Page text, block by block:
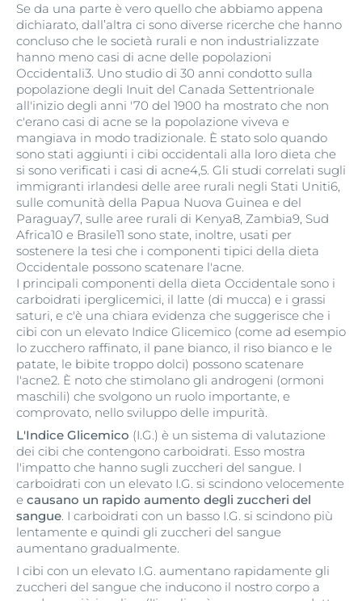
Se da una parte è vero quello che abbiamo appena
dichiarato, dall’altra ci sono diverse ricerche che hanno
concluso che le società rurali e non industrializzate
hanno meno casi di acne delle popolazioni
Occidentali3. Uno studio di 30 anni condotto sulla
popolazione degli Inuit del Canada Settentrionale
all'inizio degli anni '70 del 1900 ha mostrato che non
c'erano casi di acne se la popolazione viveva e
mangiava in modo tradizionale. È stato solo quando
sono stati aggiunti i cibi occidentali alla loro dieta che
si sono verificati i casi di acne4,5. Gli studi correlati sugli
immigranti irlandesi delle aree rurali negli Stati Uniti6,
sulle comunità della Papua Nuova Guinea e del
Paraguay7, sulle aree rurali di Kenya8, Zambia9, Sud
Africa10 e Brasile11 sono state, inoltre, usati per
sostenere la tesi che i componenti tipici della dieta
Occidentale possono scatenare l'acne.
I principali componenti della dieta Occidentale sono i
carboidrati iperglicemici, il latte (di mucca) e i grassi
saturi, e c'è una chiara evidenza che suggerisce che i
cibi con un elevato Indice Glicemico (come ad esempio
lo zucchero raffinato, il pane bianco, il riso bianco e le
patate, le bibite troppo dolci) possono scatenare
l'acne2. È noto che stimolano gli androgeni (ormoni
maschili) che svolgono un ruolo importante, e
comprovato, nello sviluppo delle impurità.
L'Indice Glicemico (I.G.) è un sistema di valutazione
dei cibi che contengono carboidrati. Esso mostra
l'impatto che hanno sugli zuccheri del sangue. I
carboidrati con un elevato I.G. si scindono velocemente
e causano un rapido aumento degli zuccheri del
sangue. I carboidrati con un basso I.G. si scindono più
lentamente e quindi gli zuccheri del sangue
aumentano gradualmente.
I cibi con un elevato I.G. aumentano rapidamente gli
zuccheri del sangue che inducono il nostro corpo a